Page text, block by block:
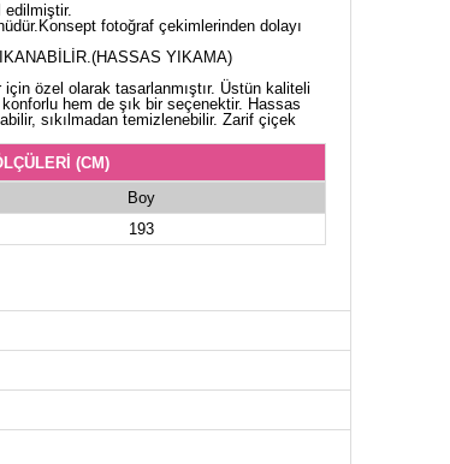
edilmiştir.
fotoğraf çekimlerinden dolayı
YIKAMA)
özel olarak tasarlanmıştır. Üstün kaliteli
hem de şık bir seçenektir. Hassas
sıkılmadan temizlenebilir. Zarif çiçek
(CM)
Boy
193